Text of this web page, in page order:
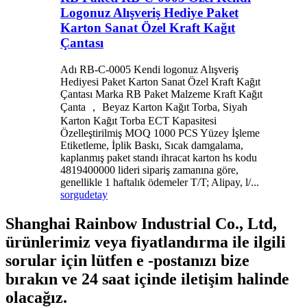
Logonuz Alışveriş Hediye Paket
Karton Sanat Özel Kraft Kağıt
Çantası
Adı RB-C-0005 Kendi logonuz Alışveriş
Hediyesi Paket Karton Sanat Özel Kraft Kağıt
Çantası Marka RB Paket Malzeme Kraft Kağıt
Çanta ， Beyaz Karton Kağıt Torba, Siyah
Karton Kağıt Torba ECT Kapasitesi
Özelleştirilmiş MOQ 1000 PCS Yüzey İşleme
Etiketleme, İplik Baskı, Sıcak damgalama,
kaplanmış paket standı ihracat karton hs kodu
4819400000 lideri sipariş zamanına göre,
genellikle 1 haftalık ödemeler T/T; Alipay, l/...
sorgudetay
Shanghai Rainbow Industrial Co., Ltd,
ürünlerimiz veya fiyatlandırma ile ilgili
sorular için lütfen e -postanızı bize
bırakın ve 24 saat içinde iletişim halinde
olacağız.